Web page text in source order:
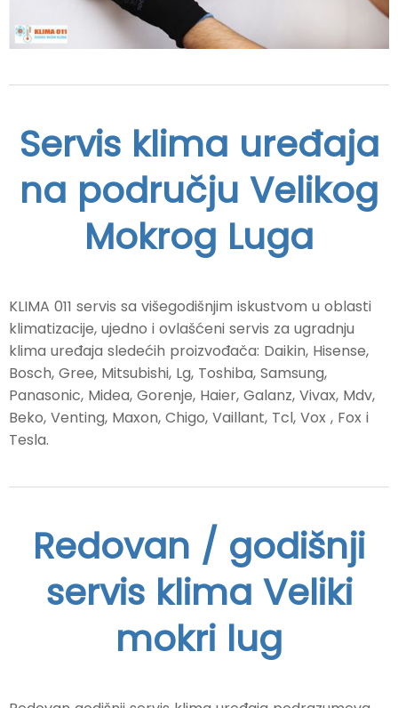
Servis klima uređaja
na području Velikog
Mokrog Luga
KLIMA 011 servis sa višegodišnjim iskustvom u oblasti
klimatizacije, ujedno i ovlašćeni servis za ugradnju
klima uređaja sledećih proizvođača: Daikin, Hisense,
Bosch, Gree, Mitsubishi, Lg, Toshiba, Samsung,
Panasonic, Midea, Gorenje, Haier, Galanz, Vivax, Mdv,
Beko, Venting, Maxon, Chigo, Vaillant, Tcl, Vox , Fox i
Tesla.
Redovan / godišnji
servis klima Veliki
mokri lug